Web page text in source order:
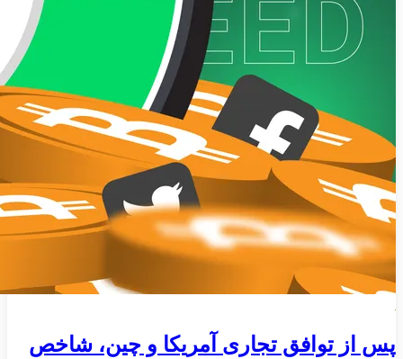
پس از توافق تجاری آمریکا و چین، شاخص